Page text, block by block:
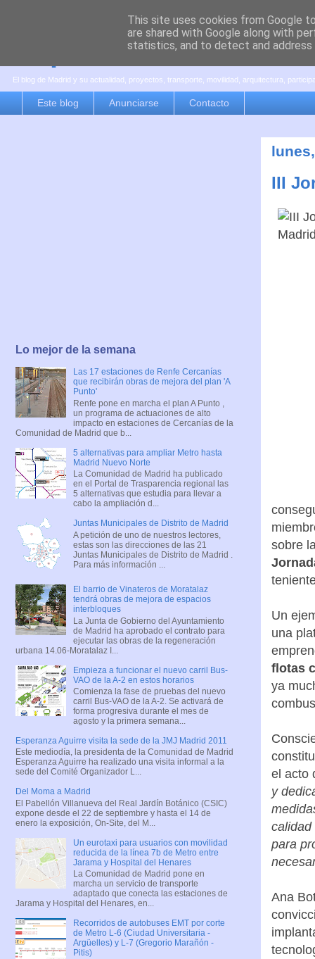
es por madrid
El blog de Madrid y su actualidad, proyectos, transporte, movilidad, arquitectura,
Este blog Anunciarse Contacto
III
sobre
Un
una
flotas
ya
el acto
y
calidad
para
Ana
Lo mejor de la semana
Las 17 estaciones de Renfe Cercanías
que recibirán obras de mejora del plan 'A
Punto'
Renfe pone en marcha el plan A Punto ,
un programa de actuaciones de alto
impacto en estaciones de Cercanías de la
Comunidad de Madrid que b...
5 alternativas para ampliar Metro hasta
Madrid Nuevo Norte
La Comunidad de Madrid ha publicado
en el Portal de Trasparencia regional las
5 alternativas que estudia para llevar a
cabo la ampliación d...
Juntas Municipales de Distrito de Madrid
A petición de uno de nuestros lectores,
estas son las direcciones de las 21
Juntas Municipales de Distrito de Madrid .
Para más información ...
El barrio de Vinateros de Moratalaz
tendrá obras de mejora de espacios
interbloques
La Junta de Gobierno del Ayuntamiento
de Madrid ha aprobado el contrato para
ejecutar las obras de la regeneración
urbana 14.06-Moratalaz I...
Empieza a funcionar el nuevo carril Bus-
VAO de la A-2 en estos horarios
Comienza la fase de pruebas del nuevo
carril Bus-VAO de la A-2. Se activará de
forma progresiva durante el mes de
agosto y la primera semana...
Esperanza Aguirre visita la sede de la JMJ Madrid 2011
Este mediodía, la presidenta de la Comunidad de Madrid
Esperanza Aguirre ha realizado una visita informal a la
sede del Comité Organizador L...
Del Moma a Madrid
El Pabellón Villanueva del Real Jardín Botánico (CSIC)
expone desde el 22 de septiembre y hasta el 14 de
enero la exposición, On-Site, del M...
Un eurotaxi para usuarios con movilidad
reducida de la línea 7b de Metro entre
Jarama y Hospital del Henares
La Comunidad de Madrid pone en
marcha un servicio de transporte
adaptado que conecta las estaciones de
Jarama y Hospital del Henares, en...
Recorridos de autobuses EMT por corte
de Metro L-6 (Ciudad Universitaria -
Argüelles) y L-7 (Gregorio Marañón -
Pitis)
This site uses cookies from Google
are shared with Google along with
statistics, and to detect and address